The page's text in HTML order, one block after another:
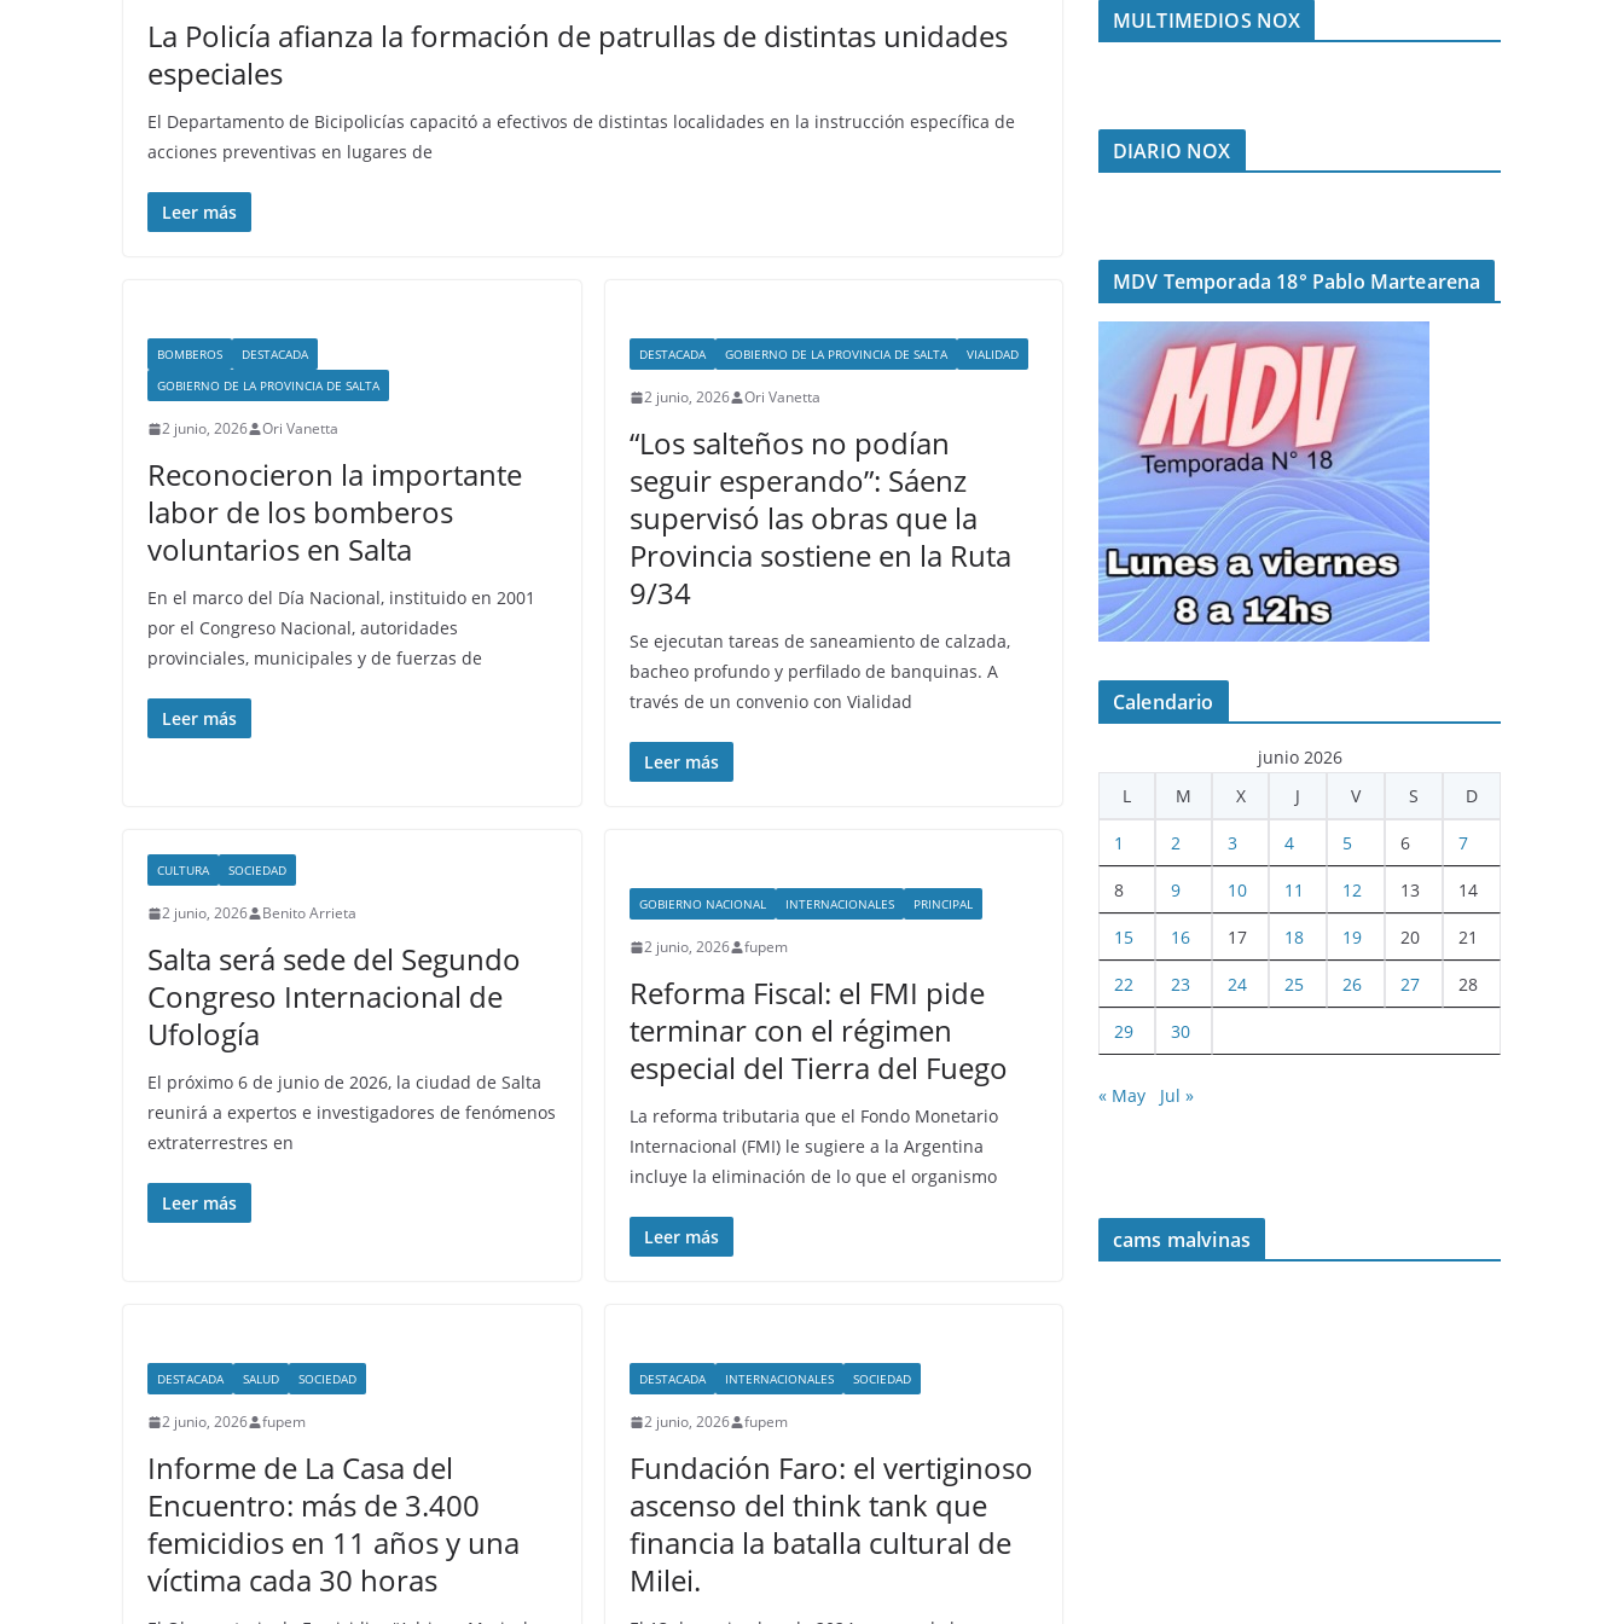
La Policía afianza la formación de patrullas de distintas unidades
especiales
El Departamento de Bicipolicías capacitó a efectivos de distintas localidades en la instrucción específica de
acciones preventivas en lugares de
Leer más
BOMBEROS
DESTACADA
GOBIERNO DE LA PROVINCIA DE SALTA
2 junio, 2026 Ori Vanetta
Reconocieron la importante
labor de los bomberos
voluntarios en Salta
En el marco del Día Nacional, instituido en 2001
por el Congreso Nacional, autoridades
provinciales, municipales y de fuerzas de
Leer más
DESTACADA GOBIERNO DE LA PROVINCIA DE SALTA VIALIDAD
2 junio, 2026 Ori Vanetta
“Los salteños no podían
seguir esperando”: Sáenz
supervisó las obras que la
Provincia sostiene en la Ruta
9/34
Se ejecutan tareas de saneamiento de calzada,
bacheo profundo y perfilado de banquinas. A
través de un convenio con Vialidad
Leer más
CULTURA SOCIEDAD
2 junio, 2026 Benito Arrieta
Salta será sede del Segundo
Congreso Internacional de
Ufología
El próximo 6 de junio de 2026, la ciudad de Salta
reunirá a expertos e investigadores de fenómenos
extraterrestres en
Leer más
GOBIERNO NACIONAL INTERNACIONALES PRINCIPAL
2 junio, 2026 fupem
Reforma Fiscal: el FMI pide
terminar con el régimen
especial del Tierra del Fuego
La reforma tributaria que el Fondo Monetario
Internacional (FMI) le sugiere a la Argentina
incluye la eliminación de lo que el organismo
Leer más
DESTACADA SALUD SOCIEDAD
2 junio, 2026 fupem
Informe de La Casa del
Encuentro: más de 3.400
femicidios en 11 años y una
víctima cada 30 horas
DESTACADA INTERNACIONALES SOCIEDAD
2 junio, 2026 fupem
Fundación Faro: el vertiginoso
ascenso del think tank que
financia la batalla cultural de
Milei.
MULTIMEDIOS NOX
DIARIO NOX
MDV Temporada 18° Pablo Martearena
Calendario
junio 2026
L
M X J V S D
1 2 3 4 5 6 7
8 9 10 11 12 13 14
15 16 17 18 19 20 21
22 23 24 25 26 27 28
29 30
« May Jul »
cams malvinas